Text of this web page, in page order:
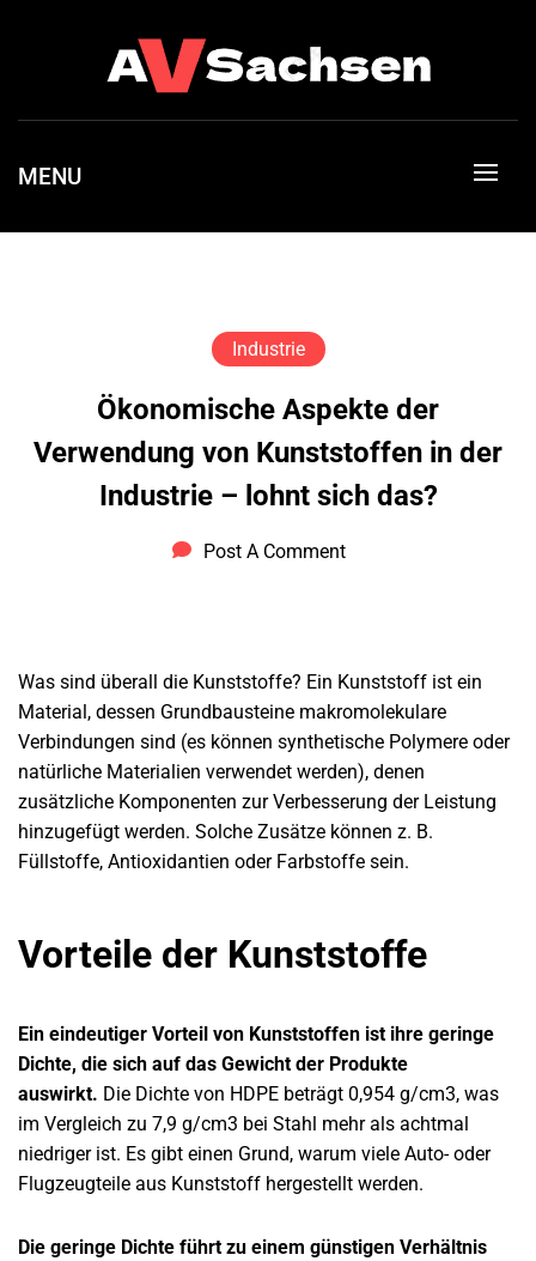
Stilvolles Leben
Entdecke deinen einzigartigen Lebensstil
MENU
Industrie
Ökonomische Aspekte der
Verwendung von Kunststoffen in der
Industrie – lohnt sich das?
Post A Comment
Was sind überall die Kunststoffe? Ein Kunststoff ist ein
Material, dessen Grundbausteine makromolekulare
Verbindungen sind (es können synthetische Polymere oder
natürliche Materialien verwendet werden), denen
zusätzliche Komponenten zur Verbesserung der Leistung
hinzugefügt werden. Solche Zusätze können z. B.
Füllstoffe, Antioxidantien oder Farbstoffe sein.
Vorteile der Kunststoffe
Ein eindeutiger Vorteil von Kunststoffen ist ihre geringe
Dichte, die sich auf das Gewicht der Produkte
auswirkt. Die Dichte von HDPE beträgt 0,954 g/cm3, was
im Vergleich zu 7,9 g/cm3 bei Stahl mehr als achtmal
niedriger ist. Es gibt einen Grund, warum viele Auto- oder
Flugzeugteile aus Kunststoff hergestellt werden.
Die geringe Dichte führt zu einem günstigen Verhältnis